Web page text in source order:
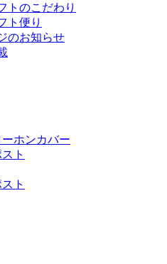
トのこだわり
ト便り
のお知らせ
ホンカバー
ト
ト